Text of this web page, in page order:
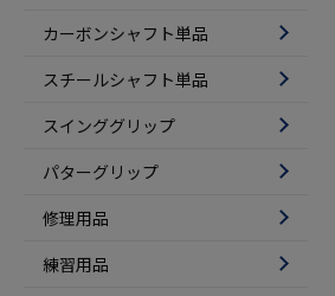
カーボンシャフト単品
スチールシャフト単品
スインググリップ
パターグリップ
修理用品
練習用品